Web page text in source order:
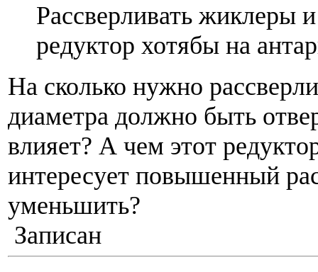
Рассверливать жиклеры
редуктор хотябы на
На сколько нужно
диаметра должно быть
влияет? А чем этот
интересует повышенный
уменьшить?
Записан